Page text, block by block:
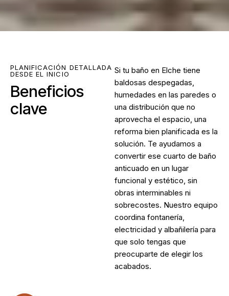
PLANIFICACIÓN DETALLADA
DESDE EL INICIO
Beneficios
clave
Si tu baño en Elche tiene
baldosas despegadas,
humedades en las paredes o
una distribución que no
aprovecha el espacio, una
reforma bien planificada es la
solución. Te ayudamos a
convertir ese cuarto de baño
anticuado en un lugar
funcional y estético, sin
obras interminables ni
sobrecostes. Nuestro equipo
coordina fontanería,
electricidad y albañilería para
que solo tengas que
preocuparte de elegir los
acabados.